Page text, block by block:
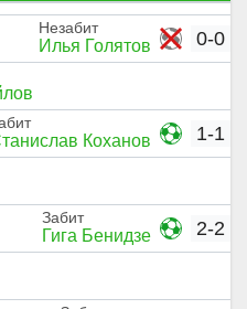
0-0
Незабит
Илья Голятов
1-1
Коханов
2-2
Забит
Гига Бенидзе